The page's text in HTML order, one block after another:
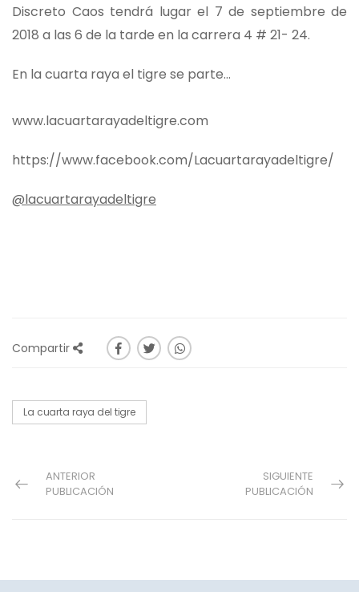
Discreto Caos tendrá lugar el 7 de septiembre de
2018 a las 6 de la tarde en la carrera 4 # 21- 24.
En la cuarta raya el tigre se parte…
www.lacuartarayadeltigre.com
https://www.facebook.com/Lacuartarayadeltigre/
@lacuartarayadeltigre
Compartir
La cuarta raya del tigre
ANTERIOR
PUBLICACIÓN
SIGUIENTE
PUBLICACIÓN